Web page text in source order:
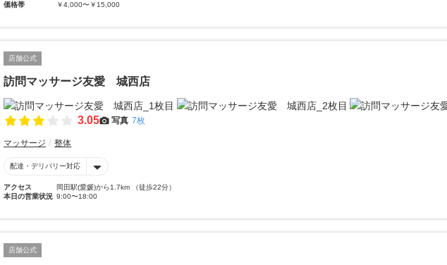
価格帯
￥4,000〜￥15,000
店舗公式
訪問マッサージ友愛 城西店
3.05 写真 7枚
マッサージ 整体
配達・デリバリー対応
アクセス
岡田駅(愛媛)から1.7km （徒歩22分）
本日の営業状況 9:00〜18:00
店舗公式